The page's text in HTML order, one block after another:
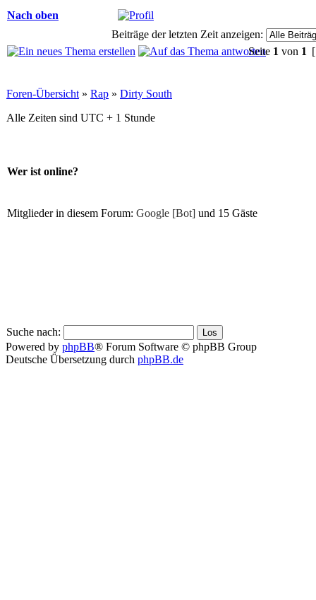
Nach oben
Beiträge der letzten Zeit anzeigen:
Seite 1 von 1
Foren-Übersicht » Rap » Dirty South
Alle Zeiten sind UTC + 1 Stunde
Wer ist online?
Mitglieder in diesem Forum: Google [Bot] und 15 Gäste
Suche nach:
Powered by phpBB® Forum Software © phpBB Group
Deutsche Übersetzung durch phpBB.de